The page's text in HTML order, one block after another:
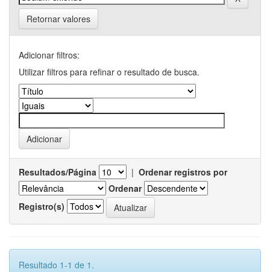
Retornar valores
Adicionar filtros:
Utilizar filtros para refinar o resultado de busca.
Resultados/Página | Ordenar registros por
Ordenar
Registro(s)
Resultado 1-1 de 1.